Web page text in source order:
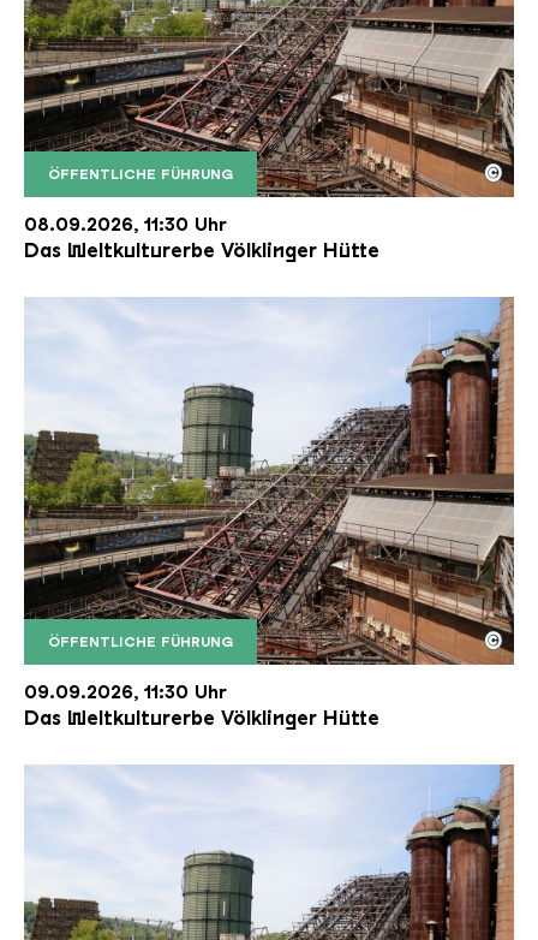
ÖFFENTLICHE FÜHRUNG
Der Erzschrägaufzug der Völklinger Hütte mit
Copyright: Weltkulturerbe Völklinger Hütte | Karl
©
08.09.2026, 11:30 Uhr
Das Weltkulturerbe Völklinger Hütte
ÖFFENTLICHE FÜHRUNG
Der Erzschrägaufzug der Völklinger Hütte mit
Copyright: Weltkulturerbe Völklinger Hütte | Karl
©
09.09.2026, 11:30 Uhr
Das Weltkulturerbe Völklinger Hütte